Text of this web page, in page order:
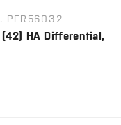
PFR56032
(42) HA Differential,